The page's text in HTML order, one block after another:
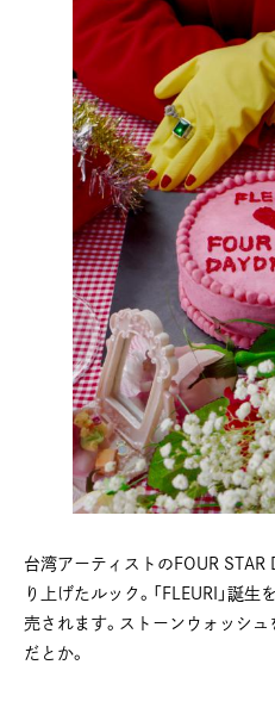
台湾アーティストのFOUR STAR
り上げたルック。「FLEURI」誕
売されます。ストーンウォッシ
だとか。